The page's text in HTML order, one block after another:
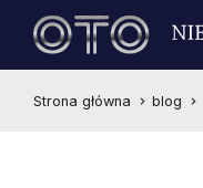
Strona główna blog